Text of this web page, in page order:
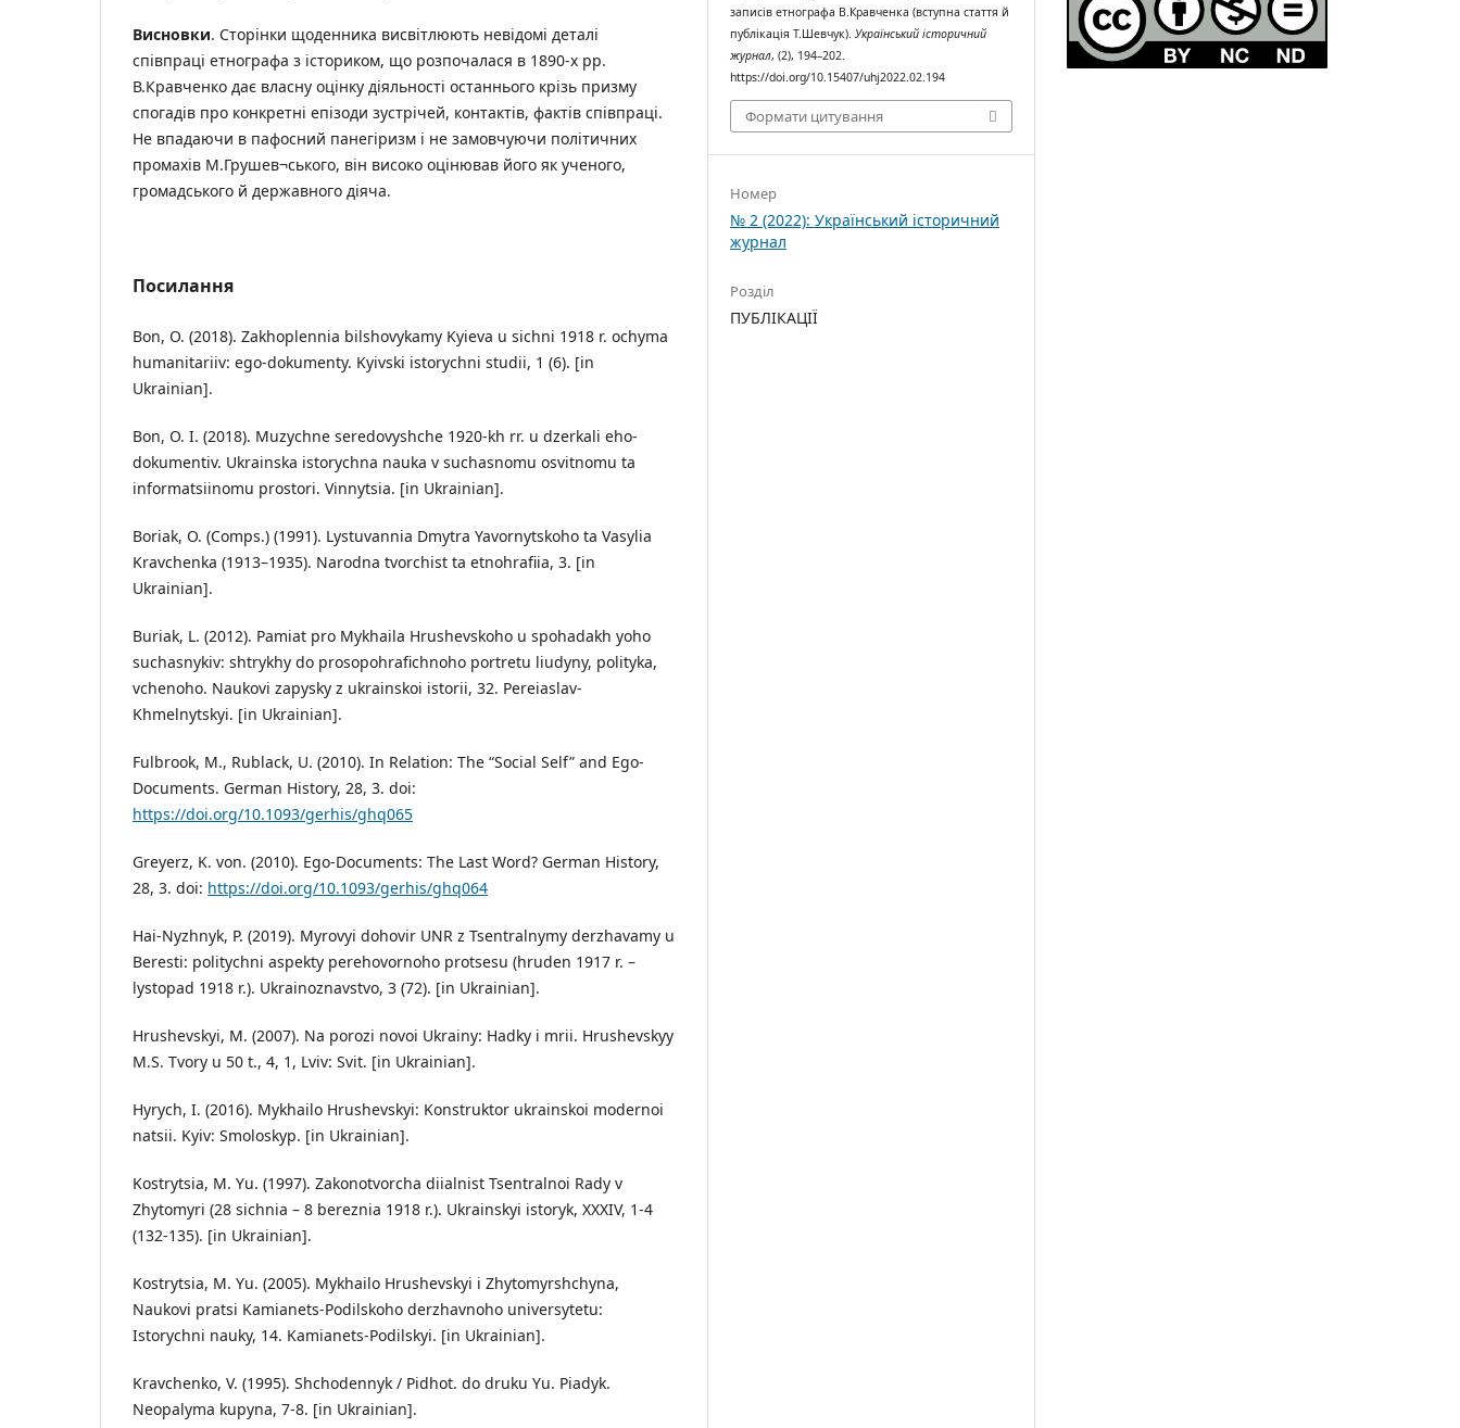
Висновки. Сторінки щоденника висвітлюють невідомі деталі
співпраці етнографа з істориком, що розпочалася в 1890-х рр.
В.Кравченко дає власну оцінку діяльності останнього крізь призму
спогадів про конкретні епізоди зустрічей, контактів, фактів співпраці.
Не впадаючи в пафосний панегіризм і не замовчуючи політичних
промахів М.Грушев¬ського, він високо оцінював його як ученого,
громадського й державного діяча.
Посилання
Bon, O. (2018). Zakhoplennia bilshovykamy Kyieva u sichni 1918 r. ochyma
humanitariiv: ego-dokumenty. Kyivski istorychni studii, 1 (6). [in
Ukrainian].
Bon, O. I. (2018). Muzychne seredovyshche 1920-kh rr. u dzerkali eho-
dokumentiv. Ukrainska istorychna nauka v suchasnomu osvitnomu ta
informatsiinomu prostori. Vinnytsia. [in Ukrainian].
Boriak, O. (Comps.) (1991). Lystuvannia Dmytra Yavornytskoho ta Vasylia
Kravchenka (1913–1935). Narodna tvorchist ta etnohrafiia, 3. [in
Ukrainian].
Buriak, L. (2012). Pamiat pro Mykhaila Hrushevskoho u spohadakh yoho
suchasnykiv: shtrykhy do prosopohrafichnoho portretu liudyny, polityka,
vchenoho. Naukovi zapysky z ukrainskoi istorii, 32. Pereiaslav-
Khmelnytskyi. [in Ukrainian].
Fulbrook, M., Rublack, U. (2010). In Relation: The “Social Self” and Ego-
Documents. German History, 28, 3. doi:
https://doi.org/10.1093/gerhis/ghq065
Greyerz, K. von. (2010). Ego-Documents: The Last Word? German History,
28, 3. doi: https://doi.org/10.1093/gerhis/ghq064
Hai-Nyzhnyk, P. (2019). Myrovyi dohovir UNR z Tsentralnymy derzhavamy u
Beresti: politychni aspekty perehovornoho protsesu (hruden 1917 r. –
lystopad 1918 r.). Ukrainoznavstvo, 3 (72). [in Ukrainian].
Hrushevskyi, M. (2007). Na porozi novoi Ukrainy: Hadky i mrii. Hrushevskyy
M.S. Tvory u 50 t., 4, 1, Lviv: Svit. [in Ukrainian].
Hyrych, I. (2016). Mykhailo Hrushevskyi: Konstruktor ukrainskoi modernoi
natsii. Kyiv: Smoloskyp. [in Ukrainian].
Kostrytsia, M. Yu. (1997). Zakonotvorcha diialnist Tsentralnoi Rady v
Zhytomyri (28 sichnia – 8 bereznia 1918 r.). Ukrainskyi istoryk, XXXIV, 1-4
(132-135). [in Ukrainian].
Kostrytsia, M. Yu. (2005). Mykhailo Hrushevskyi i Zhytomyrshchyna,
Naukovi pratsi Kamianets-Podilskoho derzhavnoho universytetu:
Istorychni nauky, 14. Kamianets-Podilskyi. [in Ukrainian].
Kravchenko, V. (1995). Shchodennyk / Pidhot. do druku Yu. Piadyk.
Neopalyma kupyna, 7-8. [in Ukrainian].
записів етнографа В.Кравченка (вступна стаття й
публікація Т.Шевчук).Український історичний
журнал, (2), 194–202.
https://doi.org/10.15407/uhj2022.02.194
Формати цитування
Номер
№ 2 (2022): Український історичний
журнал
Розділ
ПУБЛІКАЦІЇ